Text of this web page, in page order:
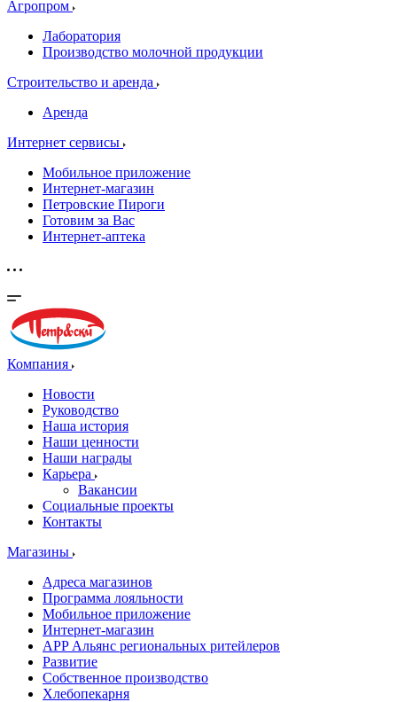
Агропром
Лаборатория
Производство молочной продукции
Строительство и аренда
Аренда
Интернет сервисы
Мобильное приложение
Интернет-магазин
Петровские Пироги
Готовим за Вас
Интернет-аптека
Компания
Новости
Руководство
Наша история
Наши ценности
Наши награды
Карьера
Вакансии
Социальные проекты
Контакты
Магазины
Адреса магазинов
Программа лояльности
Мобильное приложение
Интернет-магазин
APP Альянс региональных ритейлеров
Развитие
Собственное производство
Хлебопекарня